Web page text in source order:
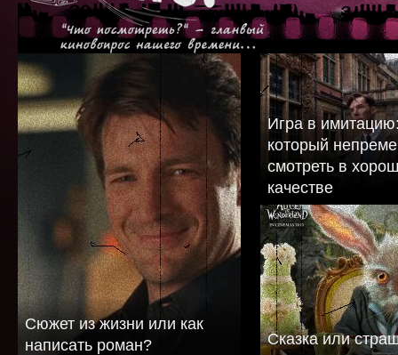
Сюжет из жизни или как
написать роман?
Игра в
который
смотреть в
качестве
Сказка или